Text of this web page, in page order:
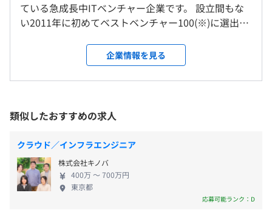
カスタマーサポートを自動化するAIエージェント！生成AI
サービスを統合し、共通のナレッジデータベースを活用
し、マルチチャネルで自動的にユーザーサポートを提供し
いった音声テック製品・サービスをソフトウェアパッケー
す。
■チャットツール
カスタマーサポートに特化したクラウド型チャットボット
就業場所の変更範囲
＜雇入時＞
会社の定める場所
敷地内禁煙
■対象案件の場合：千代田区内の駅
※詳細は面接にてお話いたします。
※別プロジェクトの場合は異なりますが、東京23区が中
ます。
休憩時間：12:00以降に60分 ※昼食時間は業務の都合によ
り各々の自主性に任せています
平均残業時間：平均25時間／月
【年間休日125日】
■祝日
■年末年始休暇
■特別（慶弔）休暇
■リフレッシュ（夏季）休暇：3日
ている急成長中ITベンチャー企業です。 設立間もな
い2011年に初めてベストベンチャー100(※)に選出さ
受賞しております。 安定性の高い経営をおこなって
おり、エンジニアとして腰を据えて働きたい方や自
社サービス・受託案件でさまざまな経験をしたい方
のコミュニケーションに特化した2つの事業を展開。
・コミュニケーションサービス事業 ・エンジニアリ
ングサービス事業 【自社製品】 ・AItoシリーズ（AI
エージェント） カスタマーサポートを自動化するAI
エージェント！生成AIサービスを統合し、共通のナ
レッジデータベースを活用し、マルチチャネルで自
動的にユーザーサポートを提供します。 ・音声テッ
企業情報を見る
類似したおすすめの求人
クラウド／インフラエンジニア
株式会社キノバ
400万 〜 700万円
東京都
応募可能ランク：D